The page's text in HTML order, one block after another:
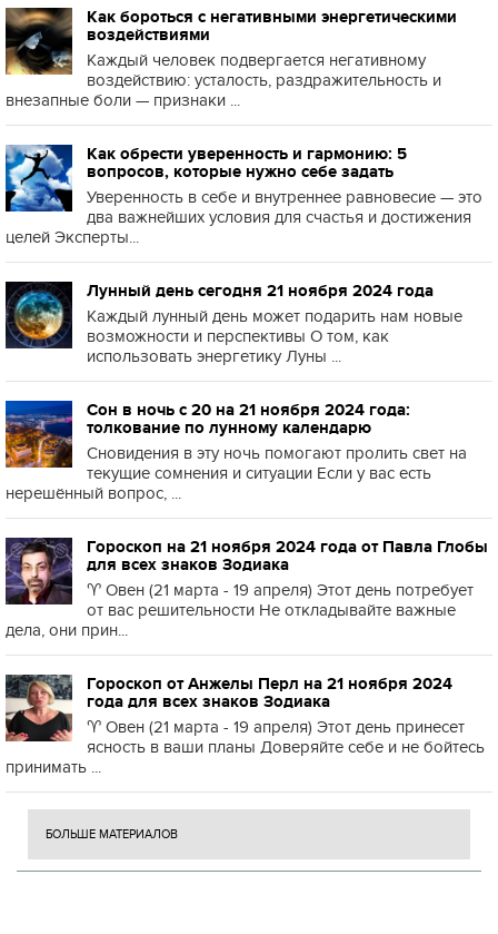
Как бороться с негативными энергетическими
воздействиями
Каждый человек подвергается негативному
воздействию: усталость, раздражительность и
внезапные боли — признаки ...
Как обрести уверенность и гармонию: 5
вопросов, которые нужно себе задать
Уверенность в себе и внутреннее равновесие — это
два важнейших условия для счастья и достижения
целей Эксперты...
Лунный день сегодня 21 ноября 2024 года
Каждый лунный день может подарить нам новые
возможности и перспективы О том, как
использовать энергетику Луны ...
Сон в ночь с 20 на 21 ноября 2024 года:
толкование по лунному календарю
Сновидения в эту ночь помогают пролить свет на
текущие сомнения и ситуации Если у вас есть
нерешённый вопрос, ...
Гороскоп на 21 ноября 2024 года от Павла Глобы
для всех знаков Зодиака
♈️ Овен (21 марта - 19 апреля) Этот день потребует
от вас решительности Не откладывайте важные
дела, они прин...
Гороскоп от Анжелы Перл на 21 ноября 2024
года для всех знаков Зодиака
♈️ Овен (21 марта - 19 апреля) Этот день принесет
ясность в ваши планы Доверяйте себе и не бойтесь
принимать ...
БОЛЬШЕ МАТЕРИАЛОВ